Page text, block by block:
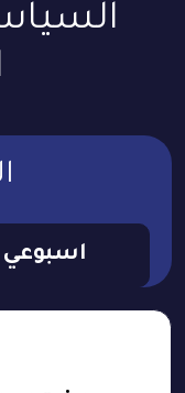
اسبوعي